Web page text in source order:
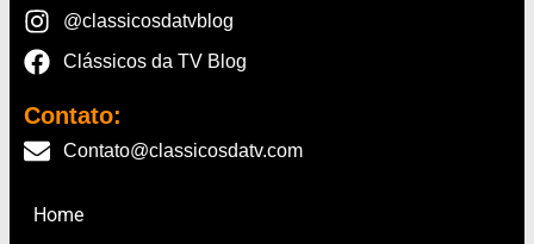
@classicosdatvblog
Clássicos da TV Blog
Contato:
Contato@classicosdatv.com
Home